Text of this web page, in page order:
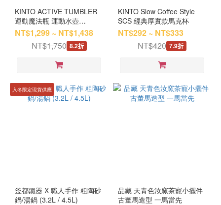
KINTO ACTIVE TUMBLER
運動魔法瓶 運動水壺
600ml/800ml（五色）
NT$1,299 ~ NT$1,438
NT$1,750 8.2折
KINTO Slow Coffee Style
SCS 經典厚實款馬克杯
NT$292 ~ NT$333
NT$420 7.9折
入冬限定現貨供應
釜都鐵器 X 職人手作 粗陶砂
鍋/湯鍋 (3.2L / 4.5L)
品藏 天青色汝窯茶寵小擺件
古董馬造型 一馬當先